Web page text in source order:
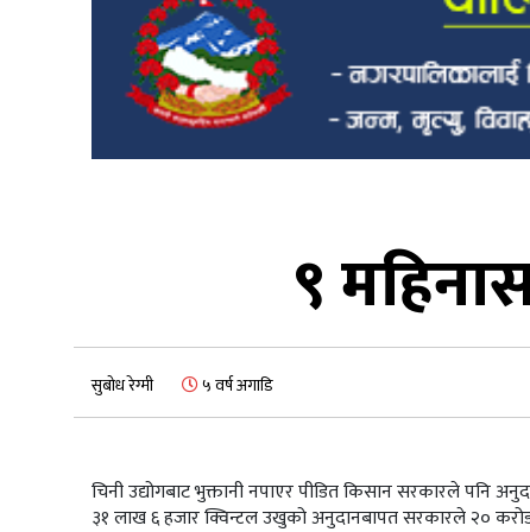
९
सुबोध रेग्मी ५ वर्ष अगाडि
चिनी उद्योगबाट भुक्तानी नपाएर पीडित किसान सरकारले पनि
३१ लाख ६ हजार क्विन्टल उखुको अनुदानबापत सरकारले २०